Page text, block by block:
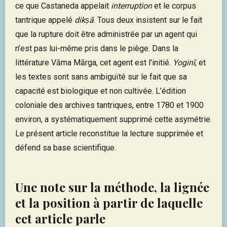
ce que Castaneda appelait interruptionet le corpus
tantrique appelé dikṣā. Tous deux insistent sur le fait
que la rupture doit être administrée par un agent qui
n’est pas lui-même pris dans le piège. Dans la
littérature Vāma Mārga, cet agent est l'initié. Yoginī, et
les textes sont sans ambiguïté sur le fait que sa
capacité est biologique et non cultivée. L’édition
coloniale des archives tantriques, entre 1780 et 1900
environ, a systématiquement supprimé cette asymétrie.
Le présent article reconstitue la lecture supprimée et
défend sa base scientifique.
Une note sur la méthode, la lignée
et la position à partir de laquelle
cet article parle